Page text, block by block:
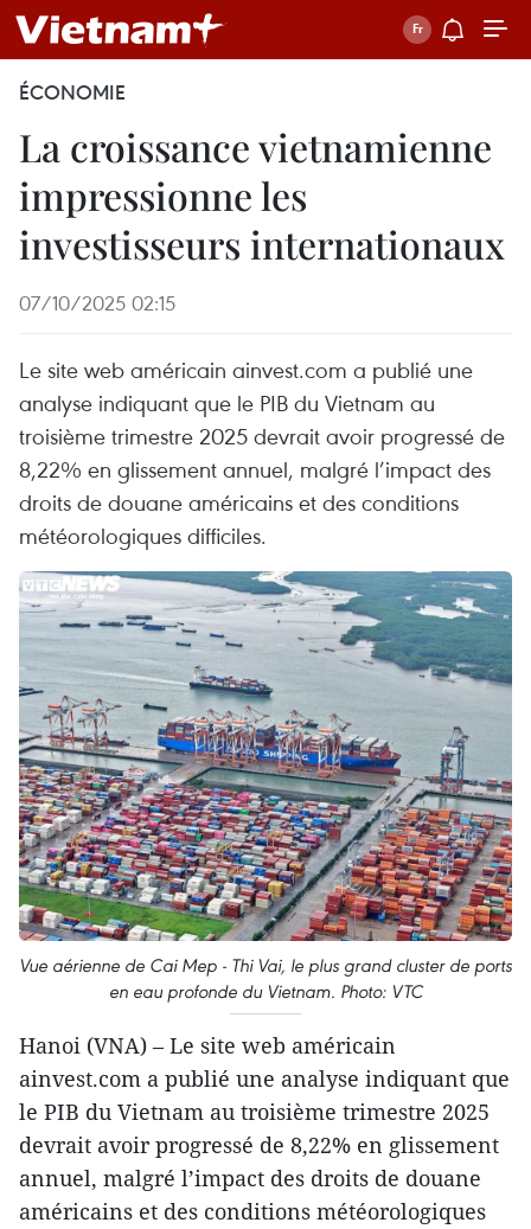
ÉCONOMIE
La croissance vietnamienne
impressionne les
investisseurs internationaux
07/10/2025 02:15
Le site web américain ainvest.com a publié une
analyse indiquant que le PIB du Vietnam au
troisième trimestre 2025 devrait avoir progressé de
8,22% en glissement annuel, malgré l’impact des
droits de douane américains et des conditions
météorologiques difficiles.
Vue aérienne de Cai Mep - Thi Vai, le plus grand cluster de ports
en eau profonde du Vietnam. Photo: VTC
Hanoi (VNA) – Le site web américain
ainvest.com a publié une analyse indiquant que
le PIB du Vietnam au troisième trimestre 2025
devrait avoir progressé de 8,22% en glissement
annuel, malgré l’impact des droits de douane
américains et des conditions météorologiques